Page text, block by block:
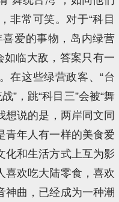
非常可笑。对于“科目
爱的事物，岛内绿营
如临大敌，答案只有一
在这些绿营政客、“台
”，跳“科目三”会被“舞
想说的是，两岸同文同
青年人有一样的美食爱
化和生活方式上互为影
喜欢吃大陆零食，喜欢
神曲，已经成为一种潮